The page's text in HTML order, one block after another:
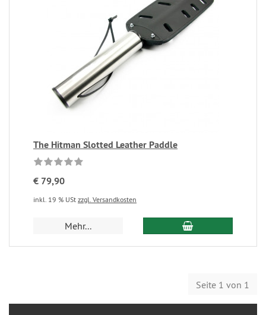
The Hitman Slotted Leather Paddle
€ 79,90
inkl. 19 % USt zzgl. Versandkosten
Mehr...
Seite 1 von 1